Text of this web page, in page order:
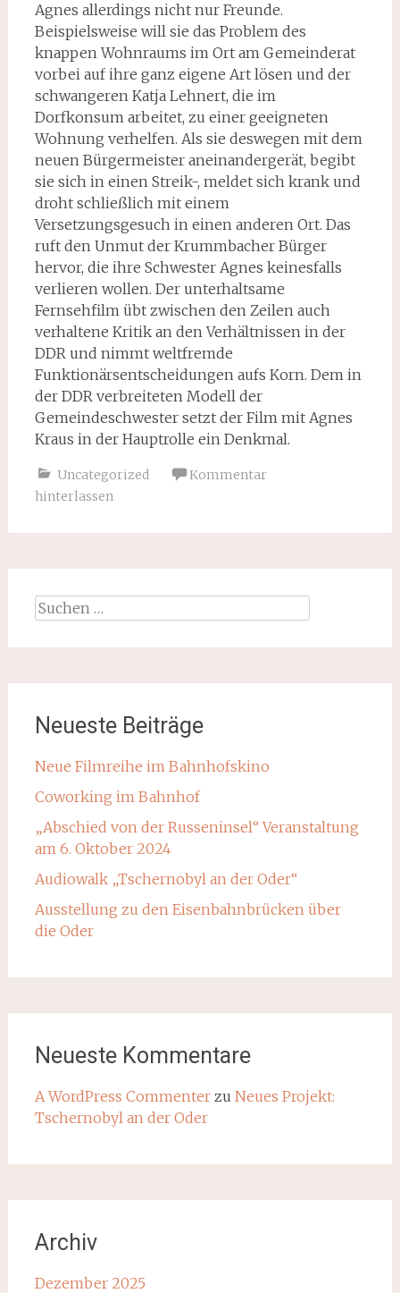
Agnes allerdings nicht nur Freunde.
Beispielsweise will sie das Problem des
knappen Wohnraums im Ort am Gemeinderat
vorbei auf ihre ganz eigene Art lösen und der
schwangeren Katja Lehnert, die im
Dorfkonsum arbeitet, zu einer geeigneten
Wohnung verhelfen. Als sie deswegen mit dem
neuen Bürgermeister aneinandergerät, begibt
sie sich in einen Streik-, meldet sich krank und
droht schließlich mit einem
Versetzungsgesuch in einen anderen Ort. Das
ruft den Unmut der Krummbacher Bürger
hervor, die ihre Schwester Agnes keinesfalls
verlieren wollen. Der unterhaltsame
Fernsehfilm übt zwischen den Zeilen auch
verhaltene Kritik an den Verhältnissen in der
DDR und nimmt weltfremde
Funktionärsentscheidungen aufs Korn. Dem in
der DDR verbreiteten Modell der
Gemeindeschwester setzt der Film mit Agnes
Kraus in der Hauptrolle ein Denkmal.
Uncategorized
Kommentar
hinterlassen
Suchen
nach:
Neueste Beiträge
Neue Filmreihe im Bahnhofskino
Coworking im Bahnhof
„Abschied von der Russeninsel“ Veranstaltung
am 6. Oktober 2024
Audiowalk „Tschernobyl an der Oder“
Ausstellung zu den Eisenbahnbrücken über
die Oder
Neueste Kommentare
A WordPress Commenterzu Neues Projekt:
Tschernobyl an der Oder
Archiv
Dezember 2025